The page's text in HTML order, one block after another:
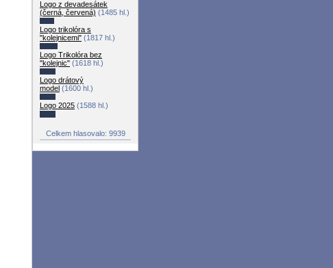
Logo z devadesátek
(černá, červená) (1485 hl.)
Logo trikolóra s
"kolejnicemi" (1817 hl.)
Logo Trikolóra bez
"kolejnic" (1618 hl.)
Logo drátový
model (1600 hl.)
Logo 2025 (1588 hl.)
Celkem hlasovalo: 9939